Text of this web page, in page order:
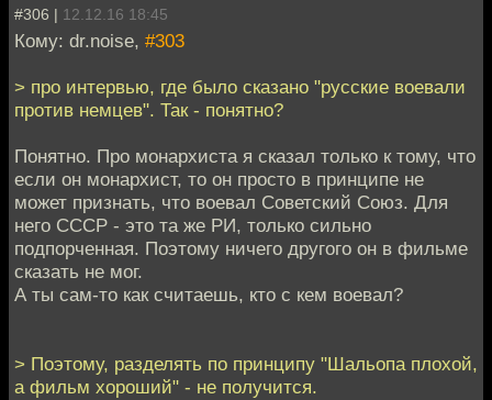
#306 | 12.12.16 18:45
Кому: dr.noise, #303
> про интервью, где было сказано "русские воевали
против немцев". Так - понятно?
Понятно. Про монархиста я сказал только к тому, что
если он монархист, то он просто в принципе не
может признать, что воевал Советский Союз. Для
него СССР - это та же РИ, только сильно
подпорченная. Поэтому ничего другого он в фильме
сказать не мог.
А ты сам-то как считаешь, кто с кем воевал?
> Поэтому, разделять по принципу "Шальопа плохой,
а фильм хороший" - не получится.